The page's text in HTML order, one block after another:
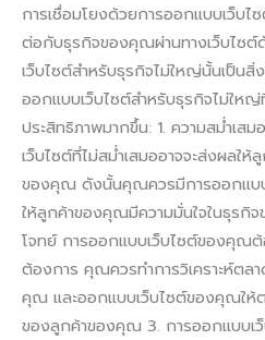
การเชื่อมโยงด้วยการออกแบบเว็บไ
ต่อกับธุรกิจของคุณผ่านทางเว็บไซ
เว็บไซต์สำหรับธุรกิจไม่ใหญ่นั้นเป็น
ออกแบบเว็บไซต์สำหรับธุรกิจไม่ให
ประสิทธิภาพมากขึ้น: 1. ความสม่ำเส
เว็บไซต์ที่ไม่สม่ำเสมออาจจะส่งผลใ
ของคุณ ดังนั้นคุณควรมีการออกแบ
ให้ลูกค้าของคุณมีความมั่นใจในธุร
โจทย์ การออกแบบเว็บไซต์ของคุ
ต้องการ คุณควรทำการวิเคราะห์ตลา
คุณ และออกแบบเว็บไซต์ของคุณให้
ของลูกค้าของคุณ 3. การออกแบบ